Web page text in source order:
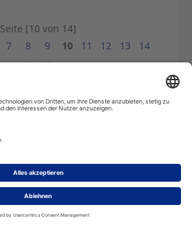
Seite [10 von 14]
7 8 9 10 11 12 13 14